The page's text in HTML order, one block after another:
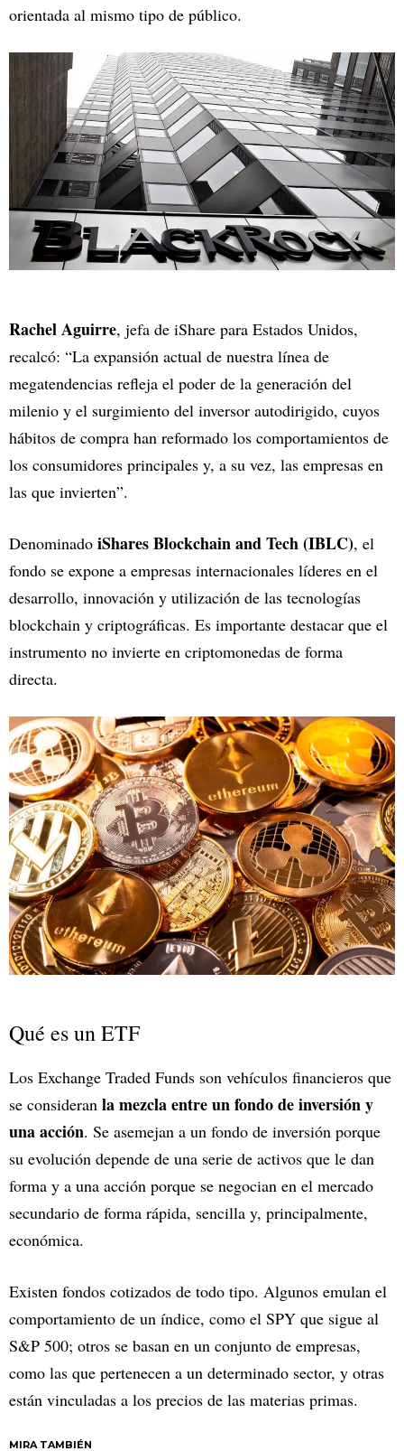
orientada al mismo tipo de público.
Rachel Aguirre, jefa de iShare para Estados Unidos,
recalcó: “La expansión actual de nuestra línea de
megatendencias refleja el poder de la generación del
milenio y el surgimiento del inversor autodirigido, cuyos
hábitos de compra han reformado los comportamientos de
los consumidores principales y, a su vez, las empresas en
las que invierten”.
Denominado iShares Blockchain and Tech (IBLC), el
fondo se expone a empresas internacionales líderes en el
desarrollo, innovación y utilización de las tecnologías
blockchain y criptográficas. Es importante destacar que el
instrumento no invierte en criptomonedas de forma
directa.
Qué es un ETF
Los Exchange Traded Funds son vehículos financieros que
se consideran la mezcla entre un fondo de inversión y
una acción. Se asemejan a un fondo de inversión porque
su evolución depende de una serie de activos que le dan
forma y a una acción porque se negocian en el mercado
secundario de forma rápida, sencilla y, principalmente,
económica.
Existen fondos cotizados de todo tipo. Algunos emulan el
comportamiento de un índice, como el SPY que sigue al
S&P 500; otros se basan en un conjunto de empresas,
como las que pertenecen a un determinado sector, y otras
están vinculadas a los precios de las materias primas.
MIRA TAMBIÉN